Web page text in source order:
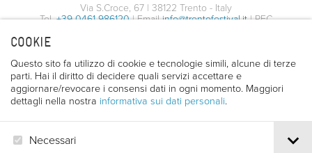
COOKIE
Questo sito fa utilizzo di cookie e tecnologie simili, alcune di terze
parti. Hai il diritto di decidere quali servizi accettare e
aggiornare/revocare i consensi dati in ogni momento. Maggiori
dettagli nella nostra informativa sui dati personali.
Necessari
Via S.Croce, 67 | 38122 Trento - Italy
Tel.+39 0461 986120| Emailinfo@trentofestival.it| PEC